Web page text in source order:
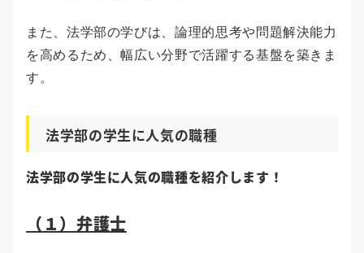
また、法学部の学びは、論理的思考や問題解決能力
を高めるため、幅広い分野で活躍する基盤を築きま
す。
法学部の学生に人気の職種
法学部の学生に人気の職種を紹介します！
（１）弁護士